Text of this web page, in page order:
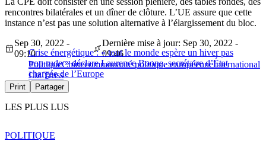
rencontres bilatérales et un dîner de clôture. L’UE assure que cette
instance n’est pas une solution alternative à l’élargissement du bloc.
Crise énergétique : « tout le monde espère un hiver pas
trop rude » déclare Laurence Boone, secrétaire d’État
chargée de l’Europe
Sep 30, 2022 -
09:10
Dernière mise à jour: Sep 30, 2022 -
09:46
PolitiqueChinecommunauté politique européenneInternational
Liz Truss
Print Partager
LES PLUS LUS
POLITIQUE